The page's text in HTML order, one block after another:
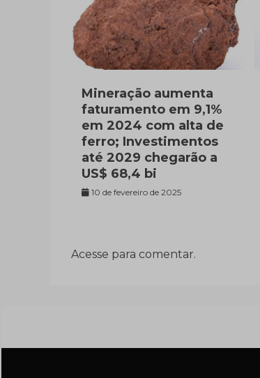
Mineração aumenta
faturamento em 9,1%
em 2024 com alta de
ferro; Investimentos
até 2029 chegarão a
US$ 68,4 bi
10 de fevereiro de 2025
Acesse para comentar.